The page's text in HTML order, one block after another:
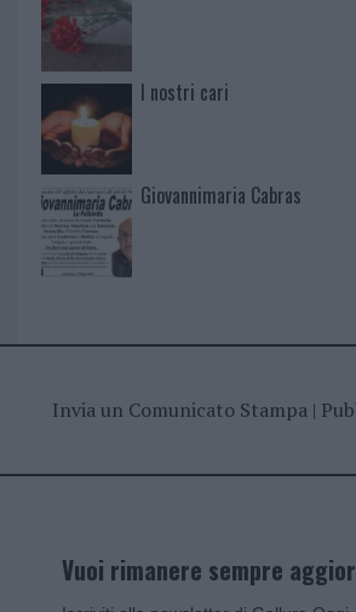
I nostri cari
Giovannimaria Cabras
Invia un Comunicato Stampa|
Vuoi rimanere sempre